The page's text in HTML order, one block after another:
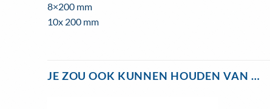
8×200 mm
10x 200 mm
JE ZOU OOK KUNNEN HOUDEN VAN …